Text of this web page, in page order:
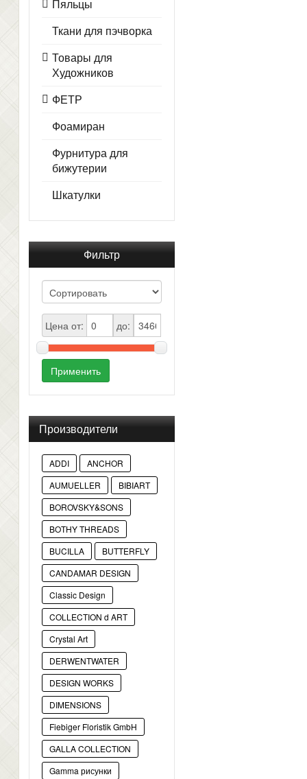
Пяльцы
Ткани для пэчворка
Товары для
Художников
ФЕТР
Фоамиран
Фурнитура для
бижутерии
Шкатулки
Фильтр
Цена от: до:
Применить
Производители
ADDI
ANCHOR
AUMUELLER
BIBIART
BOROVSKY&SONS
BOTHY THREADS
BUCILLA
BUTTERFLY
CANDAMAR DESIGN
Classic Design
COLLECTION d ART
Crystal Art
DERWENTWATER
DESIGN WORKS
DIMENSIONS
Fiebiger Floristik GmbH
GALLA COLLECTION
Gamma рисунки